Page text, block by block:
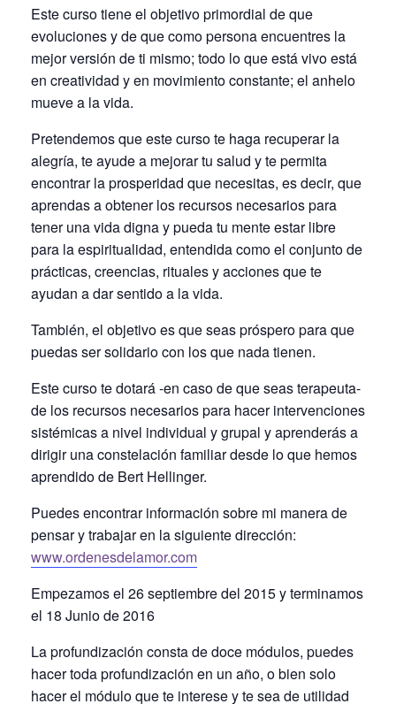
Este curso tiene el objetivo primordial de que
evoluciones y de que como persona encuentres la
mejor versión de ti mismo; todo lo que está vivo está
en creatividad y en movimiento constante; el anhelo
mueve a la vida.
Pretendemos que este curso te haga recuperar la
alegría, te ayude a mejorar tu salud y te permita
encontrar la prosperidad que necesitas, es decir, que
aprendas a obtener los recursos necesarios para
tener una vida digna y pueda tu mente estar libre
para la espiritualidad, entendida como el conjunto de
prácticas, creencias, rituales y acciones que te
ayudan a dar sentido a la vida.
También, el objetivo es que seas próspero para que
puedas ser solidario con los que nada tienen.
Este curso te dotará -en caso de que seas terapeuta-
de los recursos necesarios para hacer intervenciones
sistémicas a nivel individual y grupal y aprenderás a
dirigir una constelación familiar desde lo que hemos
aprendido de Bert Hellinger.
Puedes encontrar información sobre mi manera de
pensar y trabajar en la siguiente dirección:
www.ordenesdelamor.com
Empezamos el 26 septiembre del 2015 y terminamos
el 18 Junio de 2016
La profundización consta de doce módulos, puedes
hacer toda profundización en un año, o bien solo
hacer el módulo que te interese y te sea de utilidad